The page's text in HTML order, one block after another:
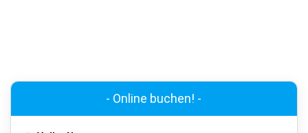
- Online buchen! -